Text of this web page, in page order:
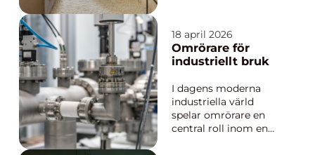
ombonat är
kombinationen av
funktion, form och
finska
designvarumärket
Pentik hittat en tydlig
plats. Med keramik...
18 april 2026
Omrörare för
industriellt bruk
I dagens moderna
industriella värld
spelar omrörare en
central roll inom en